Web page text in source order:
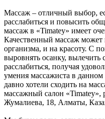
Массаж – отличный выбор,
расслабиться и повысить
массаж в «Timatey» имеет
Качественный массаж может
организма, и на красоту. С
выровнять осанку, вылечить
расслабиться, получая
умения массажиста в
давно хотели сходить на
массажный салон «Timatey»,
Жумалиева, 18, Алматы,